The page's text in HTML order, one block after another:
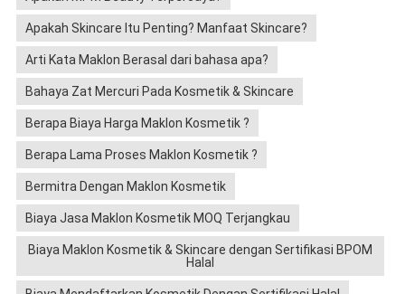
Apakah Skincare Itu Penting? Manfaat Skincare?
Arti Kata Maklon Berasal dari bahasa apa?
Bahaya Zat Mercuri Pada Kosmetik & Skincare
Berapa Biaya Harga Maklon Kosmetik ?
Berapa Lama Proses Maklon Kosmetik ?
Bermitra Dengan Maklon Kosmetik
Biaya Jasa Maklon Kosmetik MOQ Terjangkau
Biaya Maklon Kosmetik & Skincare dengan Sertifikasi BPOM
Halal